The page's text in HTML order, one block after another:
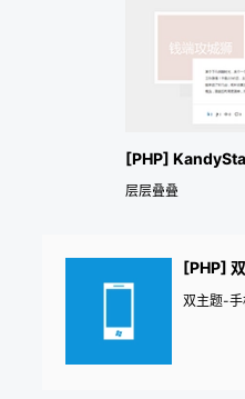
[PHP]
层层叠叠
[PHP]
双主题-手